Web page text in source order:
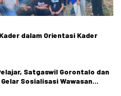
dalam Orientasi Kader
Satgaswil Gorontalo dan
Sosialisasi Wawasan